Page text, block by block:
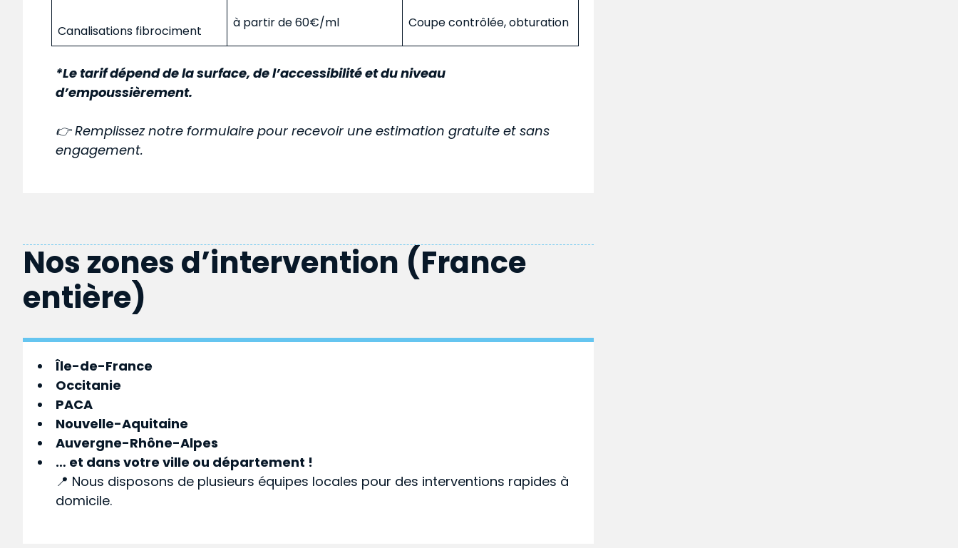
Canalisations fibrociment
à partir de 60€/ml Coupe contrôlée, obturation
*Le tarif dépend de la surface, de l’accessibilité et du niveau
d’empoussièrement.
👉 Remplissez notre formulaire pour recevoir une estimation gratuite et sans
engagement.
Nos zones d’intervention (France
entière)
Île-de-France
Occitanie
PACA
Nouvelle-Aquitaine
Auvergne-Rhône-Alpes
… et dans votreville ou département !
📍 Nous disposons de plusieurs équipes locales pour des interventions rapides à
domicile.